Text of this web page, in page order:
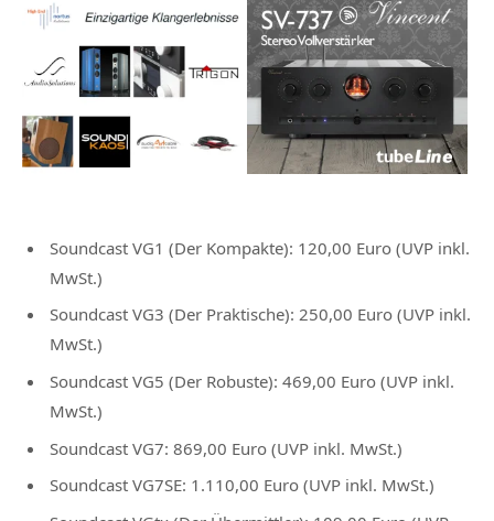
Soundcast VG1 (Der Kompakte): 120,00 Euro (UVP inkl.
MwSt.)
Soundcast VG3 (Der Praktische): 250,00 Euro (UVP inkl.
MwSt.)
Soundcast VG5 (Der Robuste): 469,00 Euro (UVP inkl.
MwSt.)
Soundcast VG7: 869,00 Euro (UVP inkl. MwSt.)
Soundcast VG7SE: 1.110,00 Euro (UVP inkl. MwSt.)